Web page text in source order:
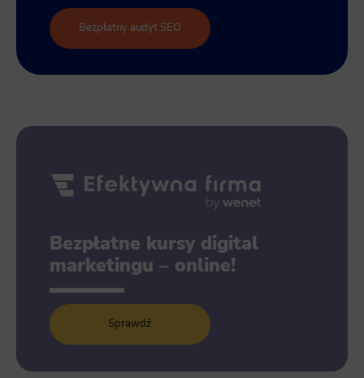
Bezpłatny audyt SEO
Bezpłatne kursy digital
marketingu – online!
Sprawdź